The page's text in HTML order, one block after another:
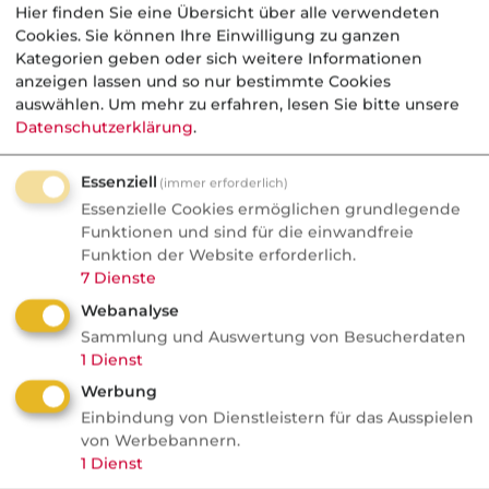
Versicherungsgesellschaft die
Beitragshöhe kalkulieren und über einen
eventuellen Zuschlag entscheiden.
Normalerweise ist dies jedoch nicht der
Fall. Je nach Höhe der gewünschten
Versicherungssumme und dem Alter der
zu versichernden Person sind
unterschiedliche Gesundheitsfragen zu
beantworten. In einigen Fällen kann auch
ein Arztbesuch notwendig werden. In
jedem Fall muss ein Hausarzt benannt
werden, zumindest der Arzt, der sich mit
dem Gesundheitszustand am besten
auskennt.
Wichtig ist die Lektüre des
„Kleingedruckten“, das über die
Hier finden Sie eine Übersicht über alle verwendeten
Cookies. Sie können Ihre Einwilligung zu ganzen
Kategorien geben oder sich weitere Informationen
anzeigen lassen und so nur bestimmte Cookies
auswählen. Um mehr zu erfahren, lesen Sie bitte unsere
Datenschutzerklärung.
Essenziell (immer erforderlich)
Essenzielle Cookies ermöglichen grundlegende
Funktionen und sind für die einwandfreie
Funktion der Website erforderlich.
7 Dienste
Webanalyse
Sammlung und Auswertung von Besucherdaten
1 Dienst
Werbung
Einbindung von Dienstleistern für das Ausspielen
von Werbebannern.
1 Dienst